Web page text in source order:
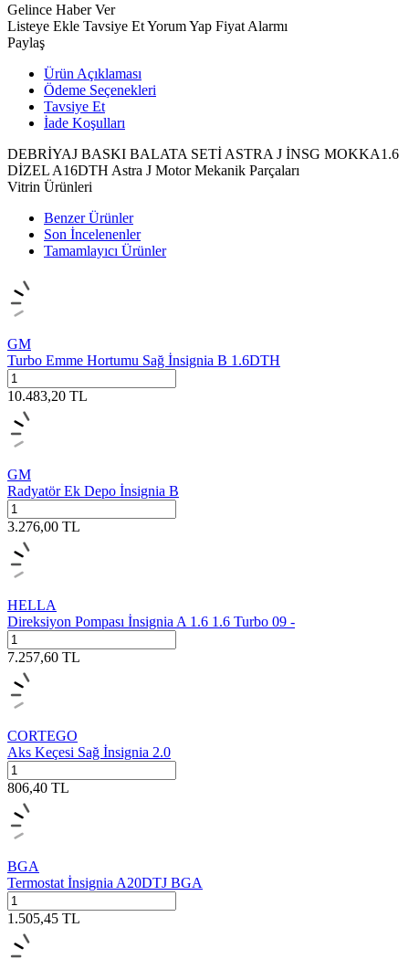
Gelince Haber Ver
Listeye Ekle Tavsiye EtYorum Yap Fiyat Alarmı
Paylaş
Ürün Açıklaması
Ödeme Seçenekleri
Tavsiye Et
İade Koşulları
DEBRİYAJ BASKI BALATA SETİ ASTRA J İNSG MOKKA1.6
DİZEL A16DTH Astra J Motor Mekanik Parçaları
Vitrin Ürünleri
Benzer Ürünler
Son İncelenenler
Tamamlayıcı Ürünler
GM
Turbo Emme Hortumu Sağ İnsignia B 1.6DTH
10.483,20 TL
GM
Radyatör Ek Depo İnsignia B
3.276,00 TL
HELLA
Direksiyon Pompası İnsignia A 1.6 1.6 Turbo 09 -
7.257,60 TL
CORTEGO
Aks Keçesi Sağ İnsignia 2.0
806,40 TL
BGA
Termostat İnsignia A20DTJ BGA
1.505,45 TL